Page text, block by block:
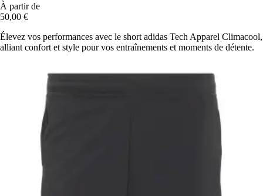
À partir de
50,00 €
Élevez vos performances avec le short adidas Tech Apparel Climacool,
alliant confort et style pour vos entraînements et moments de détente.